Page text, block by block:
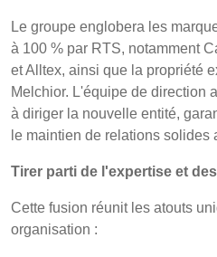
Le groupe englobera les
à 100 % par RTS, notamment
et Alltex, ainsi que la propriété
Melchior. L'équipe de direction
à diriger la nouvelle entité,
le maintien de relations solides
Tirer parti de l'expertise et
Cette fusion réunit les atouts
organisation :